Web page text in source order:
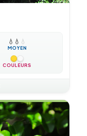
💧 💧 💧
MOYEN
COULEURS